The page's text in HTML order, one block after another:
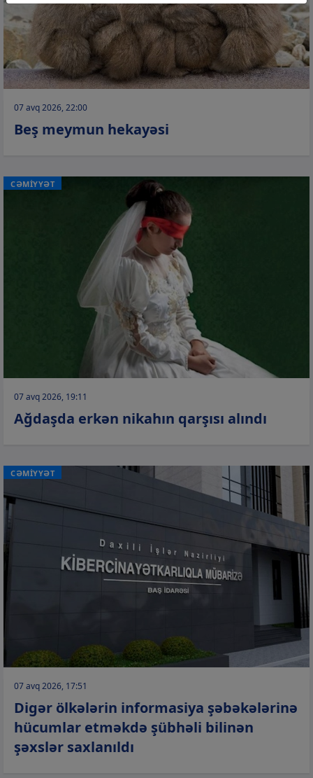
07 avq 2026, 22:00
Beş meymun hekayəsi
CƏMİYYƏT
07 avq 2026, 19:11
Ağdaşda erkən nikahın qarşısı alındı
CƏMİYYƏT
07 avq 2026, 17:51
Digər ölkələrin informasiya şəbəkələrinə
hücumlar etməkdə şübhəli bilinən
şəxslər saxlanıldı